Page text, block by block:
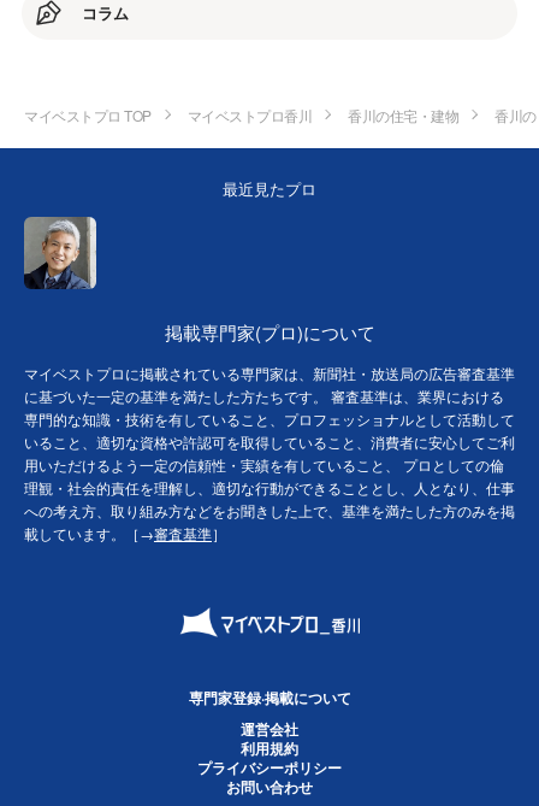
コラム
マイベストプロ TOP マイベストプロ香川 香川の住宅・建物 香川
最近見たプロ
掲載専門家(プロ)について
マイベストプロに掲載されている専門家は、新聞社・放送局の広告審査基準
に基づいた一定の基準を満たした方たちです。 審査基準は、業界における
専門的な知識・技術を有していること、プロフェッショナルとして活動して
いること、適切な資格や許認可を取得していること、消費者に安心してご利
用いただけるよう一定の信頼性・実績を有していること、 プロとしての倫
理観・社会的責任を理解し、適切な行動ができることとし、人となり、仕事
への考え方、取り組み方などをお聞きした上で、基準を満たした方のみを掲
載しています。［→審査基準］
専門家登録·掲載について
運営会社
利用規約
プライバシーポリシー
お問い合わせ